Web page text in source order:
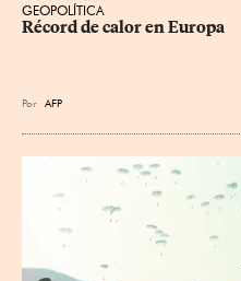
GEOPOLÍTICA
Récord de calor en Europa
Por AFP